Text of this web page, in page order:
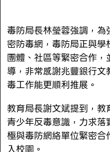
毒防局長林瑩蓉強調，
密防毒網，毒防局正與
團體、社區等緊密合作
導，非常感謝兆豐銀行
毒工作能更順利推展。
教育局長謝文斌提到，
青少年反毒意識，力求
極與毒防網絡單位緊密